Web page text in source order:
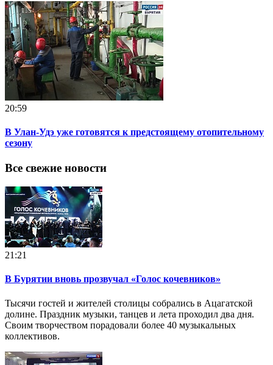
20:59
В Улан-Удэ уже готовятся к предстоящему отопительному
сезону
Все свежие новости
21:21
В Бурятии вновь прозвучал «Голос кочевников»
Тысячи гостей и жителей столицы собрались в Ацагатской
долине. Праздник музыки, танцев и лета проходил два дня.
Своим творчеством порадовали более 40 музыкальных
коллективов.